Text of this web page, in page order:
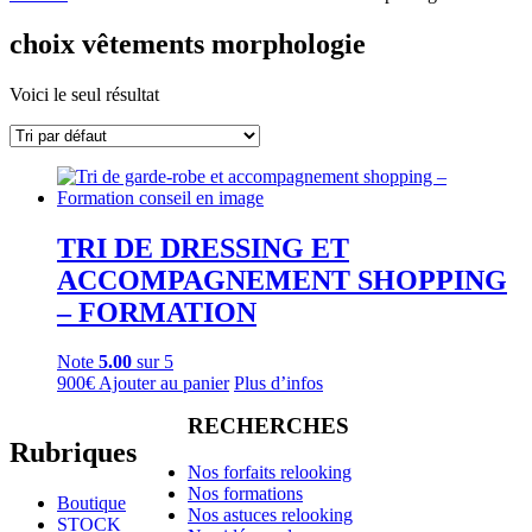
choix vêtements morphologie
Voici le seul résultat
TRI DE DRESSING ET
ACCOMPAGNEMENT SHOPPING
– FORMATION
Note 5.00 sur 5
900€Ajouter au panier Plus d’infos
Rubriques
Boutique
STOCK
RECHERCHES
Nos forfaits relooking
Nos formations
Nos astuces relooking